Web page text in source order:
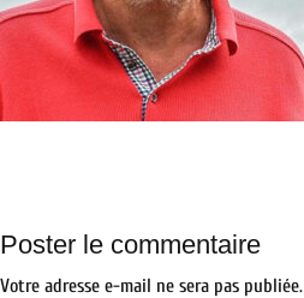
Poster le commentaire
Votre adresse e-mail ne sera pas publiée.